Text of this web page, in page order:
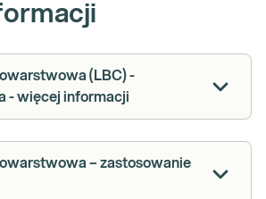
(LBC) -
- więcej informacji
– zastosowanie